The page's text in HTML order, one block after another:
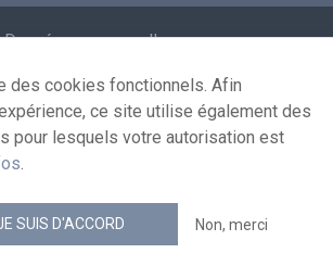
Données personnelles
de réutilisation
Contactez-nous
news.belgium flux RSS
© 2026 - news.belgium.be
des cookies fonctionnels. Afin
ce site utilise également des
pour lesquels votre autorisation est
.
SUIS D'ACCORD Non, merci